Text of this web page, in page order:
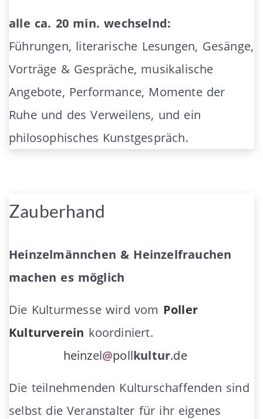
alle ca. 20 min. wechselnd:
Führungen, literarische Lesungen, Gesänge,
Vorträge & Gespräche, musikalische
Angebote, Performance, Momente der
Ruhe und des Verweilens, und ein
philosophisches Kunstgespräch.
Zauberhand
Heinzelmännchen & Heinzelfrauchen
machen es möglich
Die Kulturmesse wird vom Poller
Kulturverein koordiniert.
heinzel@pollkultur.de
Die teilnehmenden Kulturschaffenden sind
selbst die Veranstalter für ihr eigenes